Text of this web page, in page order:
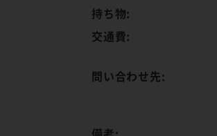
持ち物:
交通費:
問い合わせ先: